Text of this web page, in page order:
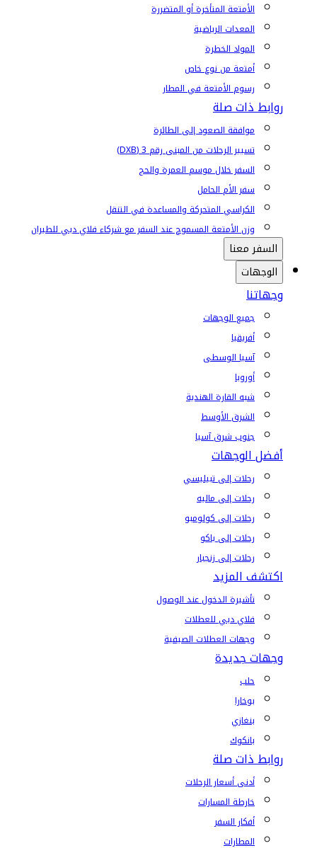
الأمتعة المتأخرة أو المتضررة
المعدات الرياضية
المواد الخطرة
أمتعة من نوع خاص
رسوم الأمتعة في المطار
روابط ذات صلة
موافقة الصعود إلى الطائرة
تسيير الرحلات من المبنى رقم 3 (DXB)
السفر خلال موسم العمرة والحج
سفر الأم الحامل
الكراسي المتحركة والمساعدة في التنقل
وزن الأمتعة المسموح عند السفر مع شركاء فلاي دبي للطيران
السفر معنا
الوجهات
وجهاتنا
جميع الوجهات
أفريقيا
آسيا الوسطى
أوروبا
شبه القارة الهندية
الشرق الأوسط
جنوب شرق آسيا
أفضل الوجهات
رحلات إلى تبيليسي
رحلات إلى ماليه
رحلات إلى كولومبو
رحلات إلى باكو
رحلات إلى زنجبار
اكتشف المزيد
تأشيرة الدخول عند الوصول
فلاي دبي للعطلات
وجهات العطلات الصيفية
وجهات جديدة
حلب
بوخارا
بنغازي
بانكوك
روابط ذات صلة
أدنى أسعار الرحلات
خارطة المسارات
أفكار السفر
المطارات